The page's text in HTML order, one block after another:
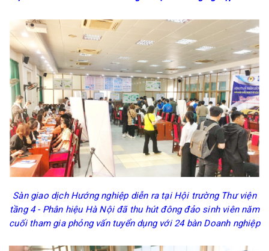
Sàn giao dịch Hướng nghiệp diễn ra tại Hội trường Thư viện
tầng 4 - Phân hiệu Hà Nội đã thu hút đông đảo sinh viên năm
cuối tham gia phỏng vấn tuyển dụng với 24 bàn Doanh nghiệp